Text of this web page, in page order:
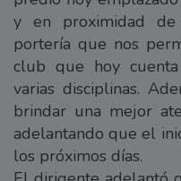
y en proximidad de
portería que nos
club que hoy
varias disciplinas.
brindar una mejor
adelantando que el
los próximos días.